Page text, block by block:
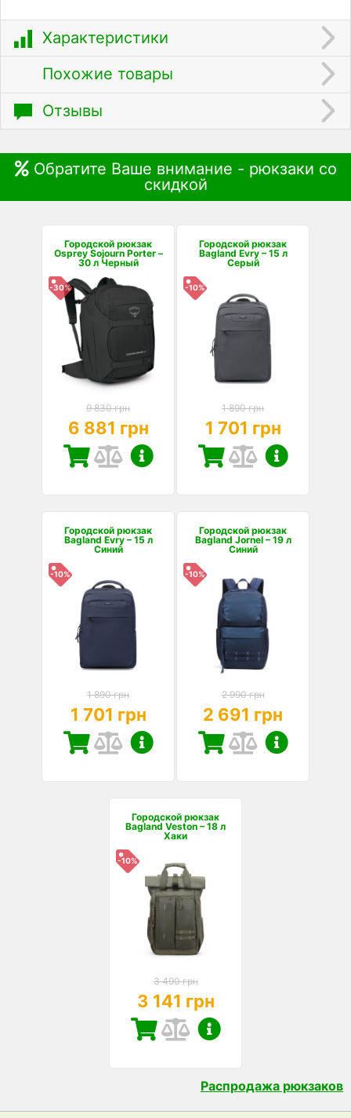
Характеристики
Похожие товары
Отзывы
Обратите Ваше внимание - рюкзаки со
скидкой
Городской рюкзак
Osprey Sojourn Porter –
30 л Черный
-30%
9 830 грн
6 881 грн
Городской рюкзак
Bagland Evry – 15 л
Серый
-10%
1 890 грн
1 701 грн
Городской рюкзак
Bagland Evry – 15 л
Синий
-10%
1 890 грн
1 701 грн
Городской рюкзак
Bagland Jornel – 19 л
Синий
-10%
2 990 грн
2 691 грн
Городской рюкзак
Bagland Veston – 18 л
Хаки
-10%
3 490 грн
3 141 грн
Распродажа рюкзаков